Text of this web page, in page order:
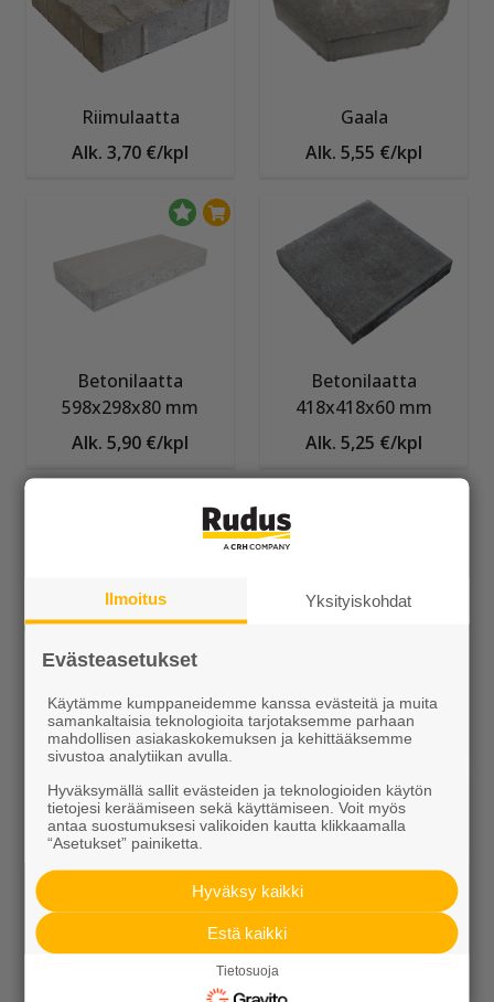
Riimulaatta
Alk. 3,70 €/kpl
Gaala
Alk. 5,55 €/kpl
Betonilaatta
598x298x80 mm
Alk. 5,90 €/kpl
Betonilaatta
418x418x60 mm
Alk. 5,25 €/kpl
Betonilaatta
698x231x80 mm
Alk. 5,90 €/kpl
698x348x80 mm
Alk. 9,00 €/kpl
Betonilaatta
Betonilaatta
Ilmoitus Yksityiskohdat
Evästeasetukset
Käytämme kumppaneidemme kanssa evästeitä ja muita
samankaltaisia teknologioita tarjotaksemme parhaan
mahdollisen asiakaskokemuksen ja kehittääksemme
sivustoa analytiikan avulla.
Hyväksymällä sallit evästeiden ja teknologioiden käytön
tietojesi keräämiseen sekä käyttämiseen. Voit myös
antaa suostumuksesi valikoiden kautta klikkaamalla
“Asetukset” painiketta.
Hyväksy kaikki
Estä kaikki
Tietosuoja